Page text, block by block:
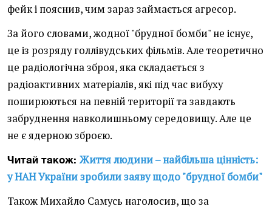
фейк і пояснив, чим зараз займається агресор.
За його словами, жодної "брудної бомби" не існує,
це із розряду голлівудських фільмів. Але теоретично
це радіологічна зброя, яка складається з
радіоактивних матеріалів, які під час вибуху
поширюються на певній території та завдають
забруднення навколишньому середовищу. Але це
не є ядерною зброєю.
Читай також: Життя людини – найбільша цінність:
у НАН України зробили заяву щодо "брудної бомби"
Також Михайло Самусь наголосив, що за